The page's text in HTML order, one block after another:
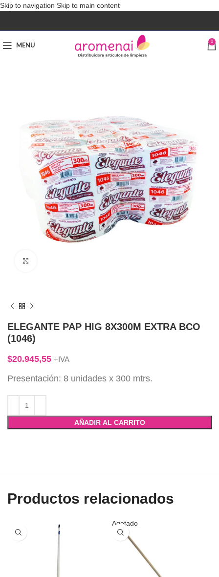
Skip to navigation Skip to main content
MENU
0
ELEGANTE PAP HIG 8X300M EXTRA BCO
(1046)
$20.945,55 +IVA
Presentación: 8 unidades x 300 mtrs.
AÑADIR AL CARRITO
Productos relacionados
Agotado